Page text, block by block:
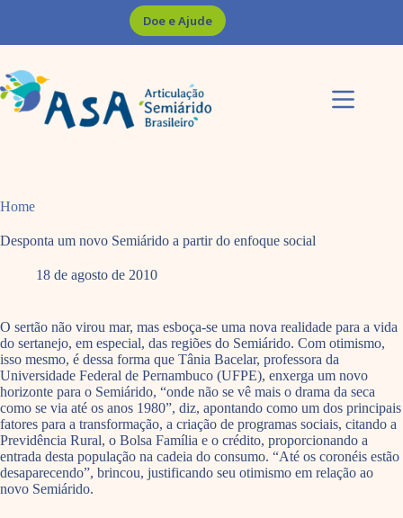
Doe e Ajude
Home
Desponta um novo Semiárido a partir do enfoque social
18 de agosto de 2010
O sertão não virou mar, mas esboça-se uma nova realidade para a vida
do sertanejo, em especial, das regiões do Semiárido. Com otimismo,
isso mesmo, é dessa forma que Tânia Bacelar, professora da
Universidade Federal de Pernambuco (UFPE), enxerga um novo
horizonte para o Semiárido, “onde não se vê mais o drama da seca
como se via até os anos 1980”, diz, apontando como um dos principais
fatores para a transformação, a criação de programas sociais, citando a
Previdência Rural, o Bolsa Família e o crédito, proporcionando a
entrada desta população na cadeia do consumo. “Até os coronéis estão
desaparecendo”, brincou, justificando seu otimismo em relação ao
novo Semiárido.